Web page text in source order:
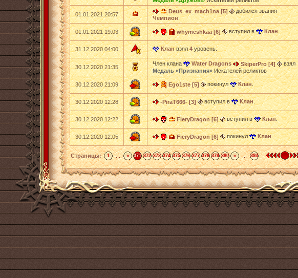
01.01.2021 20:57 Deus_ex_mach1na [5]
добился звания
Чемпион.
01.01.2021 19:03 whymeshkaa [6] вступил в Клан.
31.12.2020 04:00 Кланвзял4уровень.
30.12.2020 21:35
Член клана Water Dragons SkiperPro [4]
взял
Медаль «Признания»Искателей реликтов
30.12.2020 21:09 Ego1ste [5] покинул Клан.
30.12.2020 12:28 -PiraT666- [3] вступил в Клан.
30.12.2020 12:22 FieryDragon [6] вступил в Клан.
30.12.2020 12:05 FieryDragon [6] покинул Клан.
Страницы: 1 ... « 371 372 373 374 375 376 377 378 379 380 » ... 393